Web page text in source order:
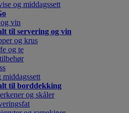
og middagssett
vin
til servering og vin
og krus
og te
middagssett
til borddekking
og skåler